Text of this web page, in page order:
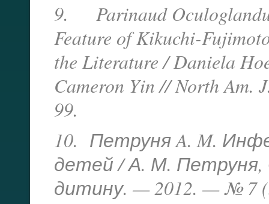
9. Parinaud
Feature of Kikuchi-
the Literature / Daniela
Cameron Yin // North
99.
10. Петруня A. M.
детей / А. М.
дитину. — 2012. — № 7